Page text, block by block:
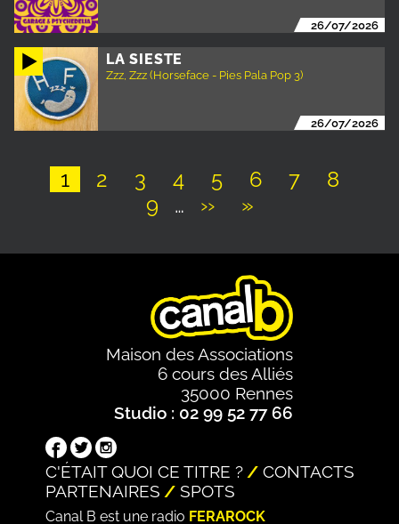
26/07/2026
LA SIESTE
Zzz, Zzz (Horseface - Pies Pala Pop 3)
26/07/2026
Page
1 Page
2 Page
3 Page
4 Page
5 Page
6 Page
7 Page
8
Page
9 …
Page
››
Dernière
»
Maison des Associations
6 cours des Alliés
35000 Rennes
Studio : 02 99 52 77 66
C'ÉTAIT QUOI CE TITRE ?
CONTACTS
PARTENAIRES
SPOTS
Canal B est une radio FERAROCK